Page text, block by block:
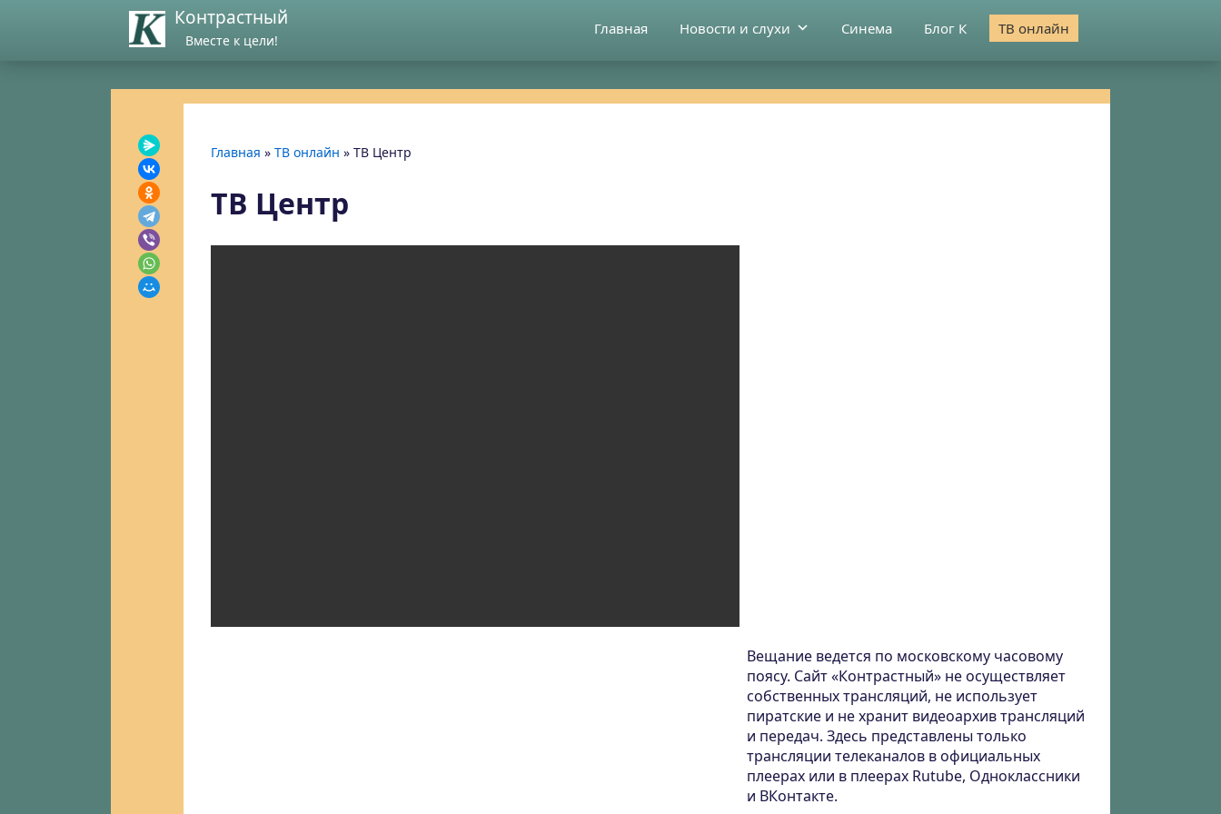
Контрастный
Вместе к цели!
Главная Новости и слухи Синема Блог К ТВ онлайн
Главная » ТВ онлайн » ТВ Центр
ТВ Центр
Вещание ведется по московскому часовому
поясу. Сайт «Контрастный» не осуществляет
собственных трансляций, не использует
пиратские и не хранит видеоархив трансляций
и передач. Здесь представлены только
трансляции телеканалов в официальных
плеерах или в плеерах Rutube, Одноклассники
и ВКонтакте.